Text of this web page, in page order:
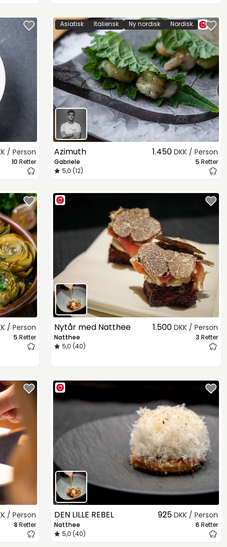
/ Person
10 Retter
Asiatisk Italiensk Ny nordisk Nordisk
Azimuth
Gabriele
5,0 (12)
1.450 DKK / Person
5 Retter
/ Person
5 Retter
Nytår med Natthee
Natthee
5,0 (40)
1.500 DKK / Person
3 Retter
/ Person
8 Retter
DEN LILLE REBEL
Natthee
5,0 (40)
925 DKK / Person
6 Retter